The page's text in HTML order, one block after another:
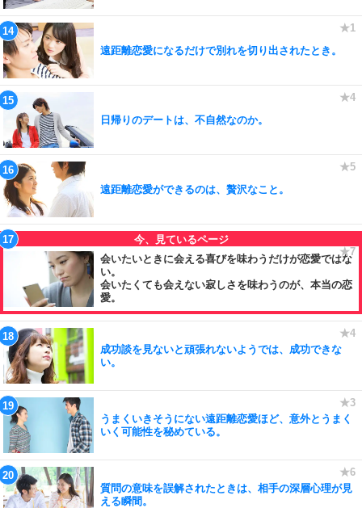
遠距離恋愛になるだけで別れを切り出されたとき。
日帰りのデートは、不自然なのか。
遠距離恋愛ができるのは、贅沢なこと。
会いたいときに会える喜びを味わうだけが恋愛ではな
い。
会いたくても会えない寂しさを味わうのが、本当の恋
愛。
成功談を見ないと頑張れないようでは、成功できな
い。
うまくいきそうにない遠距離恋愛ほど、意外とうまく
いく可能性を秘めている。
質問の意味を誤解されたときは、相手の深層心理が見
える瞬間。